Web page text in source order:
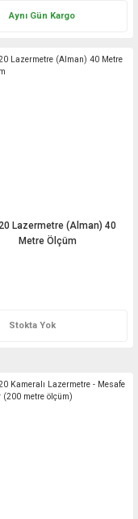
Aynı Gün Kargo
Lazermetre (Alman) 40
Metre Ölçüm
Stokta Yok